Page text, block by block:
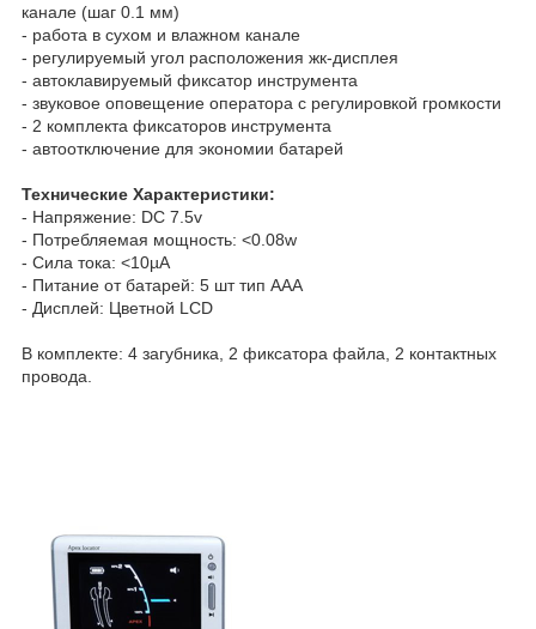
канале (шаг 0.1 мм)
- работа в сухом и влажном канале
- регулируемый угол расположения жк-дисплея
- автоклавируемый фиксатор инструмента
- звуковое оповещение оператора с регулировкой громкости
- 2 комплекта фиксаторов инструмента
- автоотключение для экономии батарей
Технические Характеристики:
- Напряжение: DC 7.5v
- Потребляемая мощность: <0.08w
- Сила тока: <10µA
- Питание от батарей: 5 шт тип AAA
- Дисплей: Цветной LCD
В комплекте: 4 загубника, 2 фиксатора файла, 2 контактных
провода.